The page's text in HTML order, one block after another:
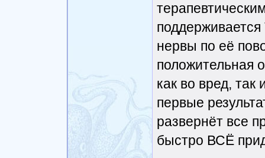
нервы по её
положительная
как во вред, так
первые
развернёт все
быстро ВСЁ